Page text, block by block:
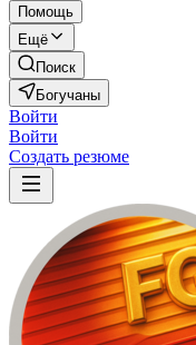
Помощь
Ещё
Поиск
Богучаны
Войти
Войти
Создать резюме